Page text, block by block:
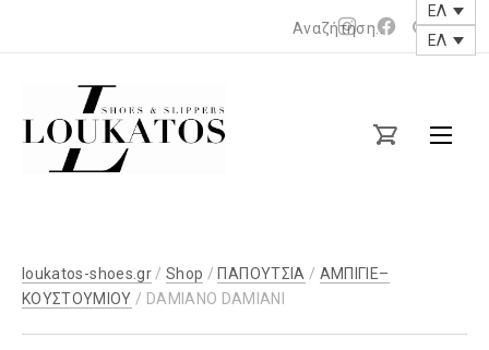
Νέο
παράθυρο
Νέο
παράθυρο
ΕΛ
ΕΛ
loukatos-
shoes.gr
loukatos-shoes.gr/Shop / ΠΑΠΟΥΤΣΙΑ / ΑΜΠΙΓΙΕ–
ΚΟΥΣΤΟΥΜΙΟΥ / DAMIANO DAMIANI